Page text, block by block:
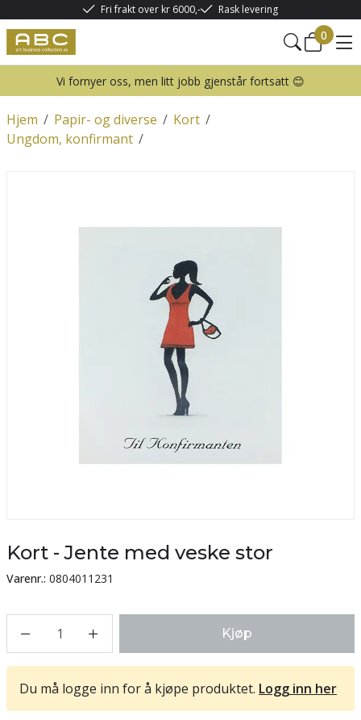
Fri frakt over kr 6000,- Rask levering
0
Vi fornyer oss, men litt jobb gjenstår fortsatt 😊
/
Hjem /
Papir- og diverse /
Kort
/
Ungdom, konfirmant
Kort - Jente med veske stor
Varenr.: 0804011231
1 Kjøp
Du må logge inn for å kjøpe produktet. Logg inn her